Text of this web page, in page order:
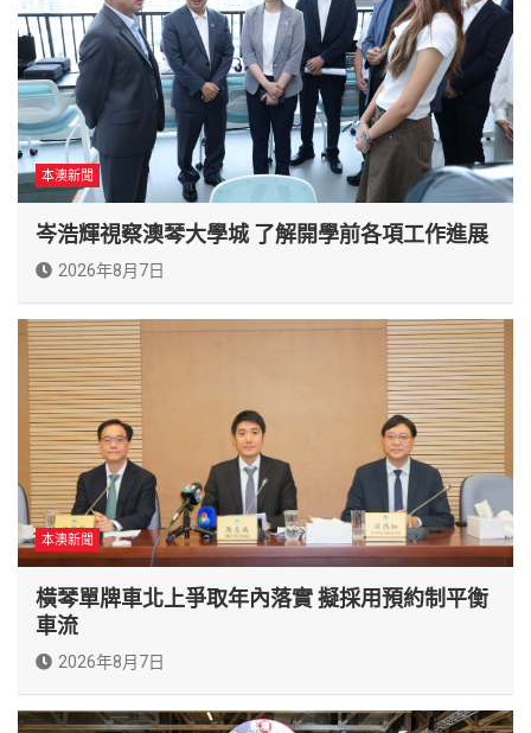
本澳新聞
岑浩輝視察澳琴大學城 了解開學前各項工作進展
2026年8月7日
本澳新聞
橫琴單牌車北上爭取年內落實 擬採用預約制平衡
車流
2026年8月7日